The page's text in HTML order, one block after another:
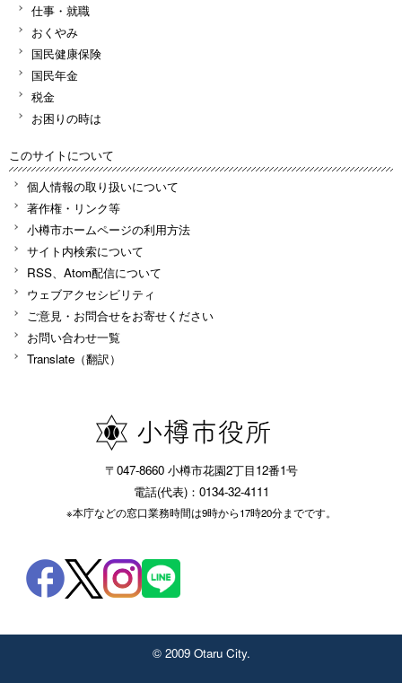
仕事・就職
おくやみ
国民健康保険
国民年金
税金
お困りの時は
このサイトについて
個人情報の取り扱いについて
著作権・リンク等
小樽市ホームページの利用方法
サイト内検索について
RSS、Atom配信について
ウェブアクセシビリティ
ご意見・お問合せをお寄せください
お問い合わせ一覧
Translate（翻訳）
〒047-8660 小樽市花園2丁目12番1号
電話(代表)：0134-32-4111
※本庁などの窓口業務時間は9時から17時20分までです。
© 2009 Otaru City.